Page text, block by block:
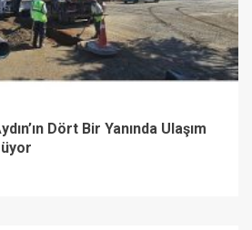
Dört Bir Yanında Ulaşım